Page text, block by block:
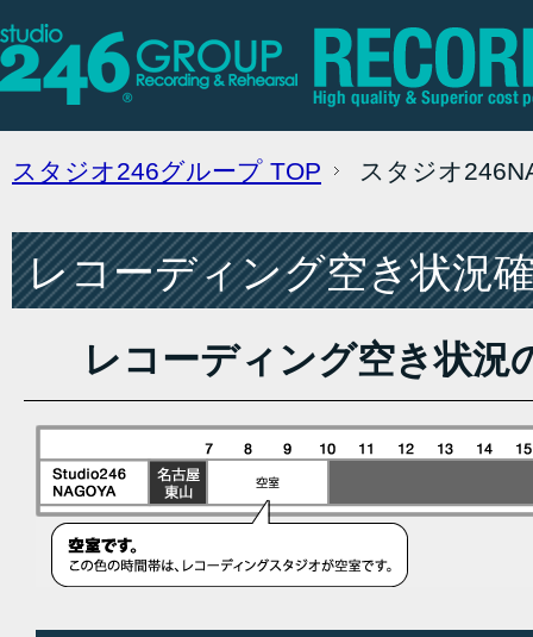
スタジオ246グループ TOP スタジオ
レコーディング空き状況
レコーディング空き状況